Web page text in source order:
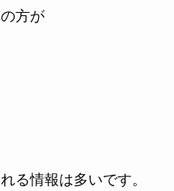
方が
る情報は多いです。